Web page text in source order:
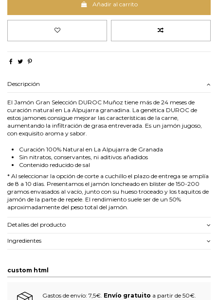
Añadir al carrito
Descripción
El Jamón Gran Selección DUROC Muñoz tiene más de 24 meses de
curación natural en La Alpujarra granadina. La genética DUROC de
estos jamones consigue mejorar las características de la carne,
aumentando la infiltración de grasa entreverada. Es un jamón jugoso,
con exquisito aroma y sabor.
Curación 100% Natural en La Alpujarra de Granada
Sin nitratos, conservantes, ni aditivos añadidos
Contenido reducido de sal
* Al seleccionar la opción de corte a cuchillo el plazo de entrega se amplía
de 8 a 10 días. Presentamos el jamón loncheado en blíster de 150-200
gramos envasados al vacío, junto con su hueso troceado y los taquitos de
jamón de la parte de repele. El rendimiento suele ser de un 50%
aproximadamente del peso total del jamón.
Detalles del producto
Ingredientes
custom html
Gastos de envío: 7,5€. Envío gratuito a partir de 50€.